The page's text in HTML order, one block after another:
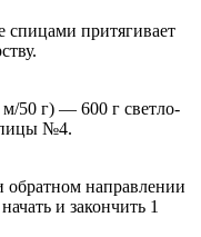
спицами притягивает
50 г) — 600 г светло-
№4.
направлении
и закончить 1